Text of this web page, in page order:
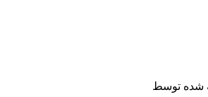
شده توسط